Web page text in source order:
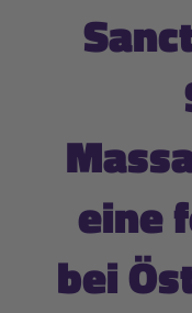
eine
bei